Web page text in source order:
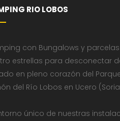
RIO LOBOS
con Bungalows y
estrellas para desconectar
en pleno corazón del
del Río Lobos en Ucero
único de nuestras